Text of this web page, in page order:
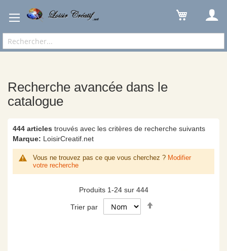
Recherche avancée dans le
catalogue
444 articles trouvés avec les critères de recherche suivants
Marque: LoisirCreatif.net
Vous ne trouvez pas ce que vous cherchez ? Modifier
votre recherche
Produits 1-24sur 444
Trier par